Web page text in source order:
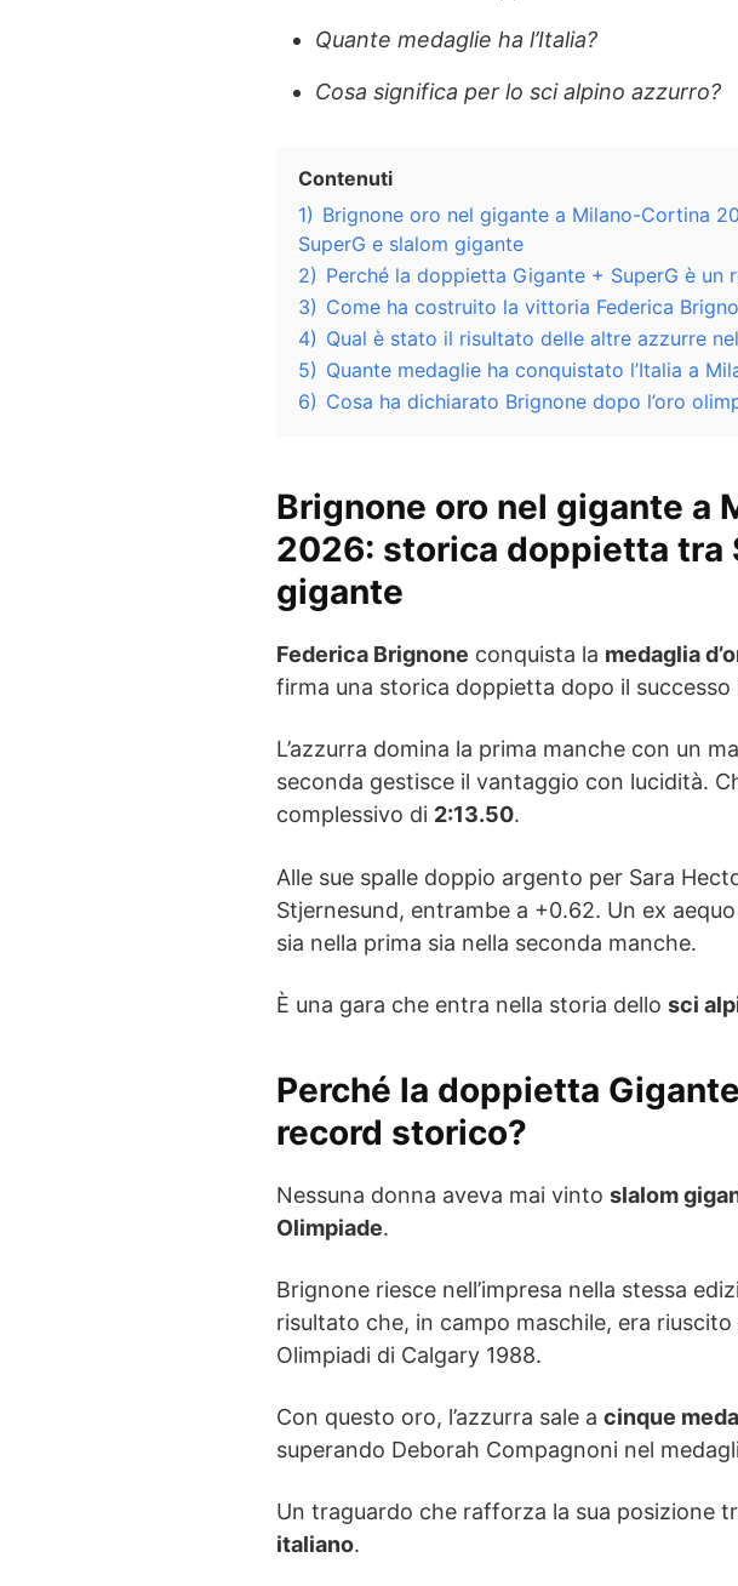
Quante medaglie ha l’Italia?
Cosa significa per lo sci alpino azzurro?
Contenuti
1) Brignone oro nel gigante a Milano-Cortina
SuperG e slalom gigante
2) Perché la doppietta Gigante + SuperG è un
3) Come ha costruito la vittoria Federica
4) Qual è stato il risultato delle altre azzurre
5) Quante medaglie ha conquistato l’Italia a
6) Cosa ha dichiarato Brignone dopo l’oro
Brignone oro nel gigante a
2026: storica doppietta tra
gigante
Federica Brignone conquista la medaglia
firma una storica doppietta dopo il successo
L’azzurra domina la prima manche con un
seconda gestisce il vantaggio con lucidità.
complessivo di 2:13.50.
Alle sue spalle doppio argento per Sara
Stjernesund, entrambe a +0.62. Un ex
sia nella prima sia nella seconda manche.
È una gara che entra nella storia dello sci
Perché la doppietta
record storico?
Nessuna donna aveva mai vinto slalom
Olimpiade.
Brignone riesce nell’impresa nella stessa
risultato che, in campo maschile, era
Olimpiadi di Calgary 1988.
Con questo oro, l’azzurra sale a cinque
superando Deborah Compagnoni nel
Un traguardo che rafforza la sua posizione
italiano.